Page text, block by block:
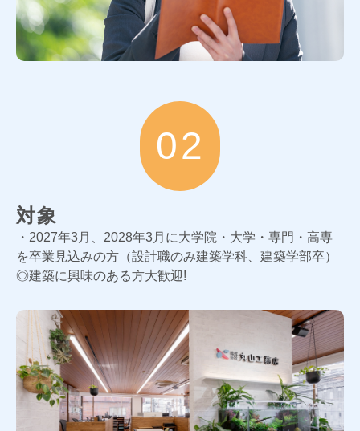
02
対象
・2027年3月、2028年3月に大学院・大学・専門・高専
を卒業見込みの方（設計職のみ建築学科、建築学部卒）
◎建築に興味のある方大歓迎!